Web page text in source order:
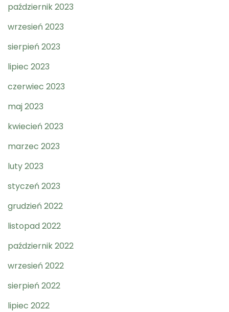
październik 2023
wrzesień 2023
sierpień 2023
lipiec 2023
czerwiec 2023
maj 2023
kwiecień 2023
marzec 2023
luty 2023
styczeń 2023
grudzień 2022
listopad 2022
październik 2022
wrzesień 2022
sierpień 2022
lipiec 2022